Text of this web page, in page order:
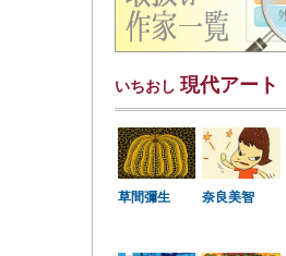
いちおし 現代アート
草間彌生 奈良美智